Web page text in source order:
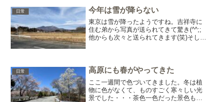
日常 今年は雪が降らない
東京は雪が降ったようですね。吉祥寺に
住む弟から写真が送られてきて驚き(^^;;
他からも次々と送られてきます(笑)そし
降っておりま...
日常 高原にも春がやってきた
ここ一週間で色づいてきました。冬は植
物に色がなくて、ものすごく寒々しい光
景でした・・・茶色一色だった景色も少